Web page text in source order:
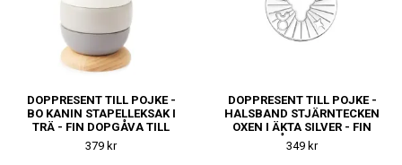
DOPPRESENT TILL POJKE -
BO KANIN STAPELLEKSAK I
TRÄ - FIN DOPGÅVA TILL
KILLE
379 kr
DOPPRESENT TILL POJKE -
HALSBAND STJÄRNTECKEN
OXEN I ÄKTA SILVER - FIN
DOPGÅVA TILL KILLE
349 kr